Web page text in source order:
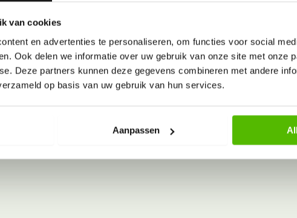
van cookies
en advertenties te personaliseren, om functies voor social
Ook delen we informatie over uw gebruik van onze site met onze
Deze partners kunnen deze gegevens combineren met andere
op basis van uw gebruik van hun services.
Aanpassen